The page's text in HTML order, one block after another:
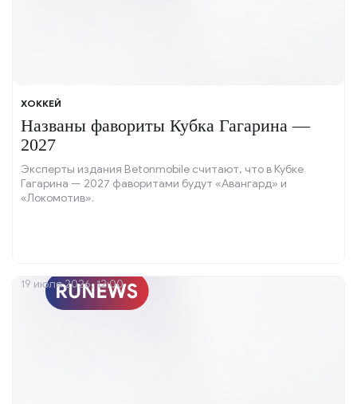
ХОККЕЙ
Названы фавориты Кубка Гагарина —
2027
Эксперты издания Betonmobile считают, что в Кубке
Гагарина — 2027 фаворитами будут «Авангард» и
«Локомотив».
19 июля 2026, 12:00